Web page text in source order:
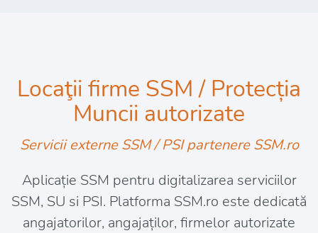
Locaţii firme SSM / Protecția
Muncii autorizate
Servicii externe SSM / PSI partenere SSM.ro
Aplicație SSM pentru digitalizarea serviciilor
SSM, SU si PSI. Platforma SSM.ro este dedicată
angajatorilor, angajaților, firmelor autorizate